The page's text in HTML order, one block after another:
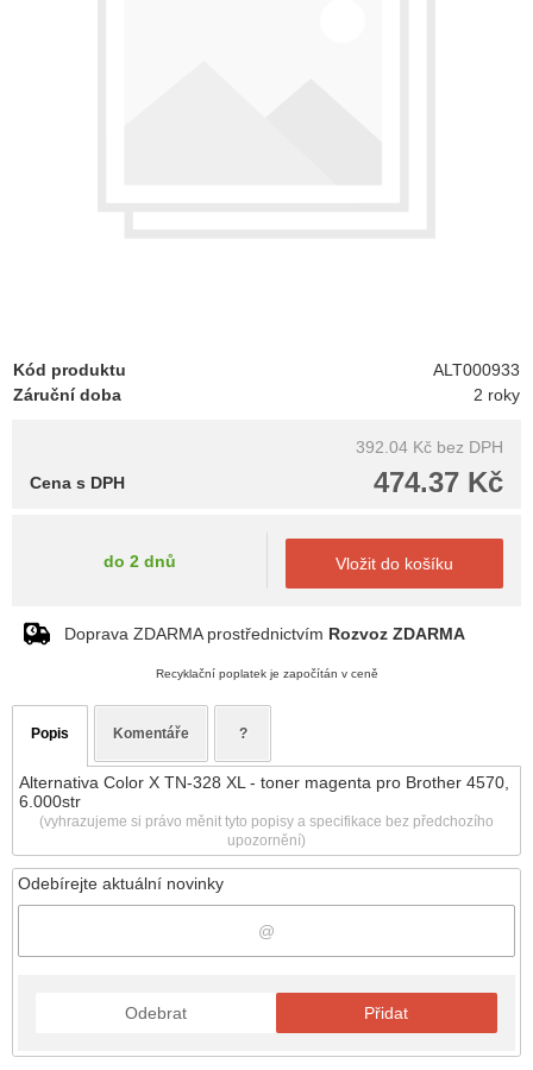
Odebírejte aktuální novinky
Odebrat Přidat
Kód produktu
ALT000933
Záruční doba
2 roky
392.04 Kč bez DPH
474.37 Kč
Cena s DPH
do 2 dnů Vložit do košíku
Doprava ZDARMA prostřednictvím Rozvoz ZDARMA
Recyklační poplatek je započítán v ceně
Popis Komentáře ?
Alternativa Color X TN-328 XL - toner magenta pro Brother 4570,
6.000str
(vyhrazujeme si právo měnit tyto popisy a specifikace bez předchozího
upozornění)